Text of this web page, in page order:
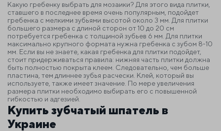
Какую гребенку выбрать для мозаики? Для этого вида плитки,
ставшего в последнее время очень популярным, подойдет
гребенка с мелкими зубьями высотой около 3 мм. Для плитки
большего размера с длиной сторон от 10 до 20 см
потребуется гребенка с толщиной зубьев 6 мм. Для плитки
максимально крупного формата нужна гребенка с зубом 8-10
мм. Если вы не знаете, какая гребенка для плитки подойдет,
стоит придерживаться правила: нижняя часть плитки должна
быть полностью покрыта клеем. Следовательно, чем больше
пластина, тем длиннее зубья расчески. Клей, который вы
используете, также имеет значение. По мере увеличения
размера плитки необходимо выбирать его с повышенной
гибкостью и адгезией.
Купить зубчатый шпатель в
Украине